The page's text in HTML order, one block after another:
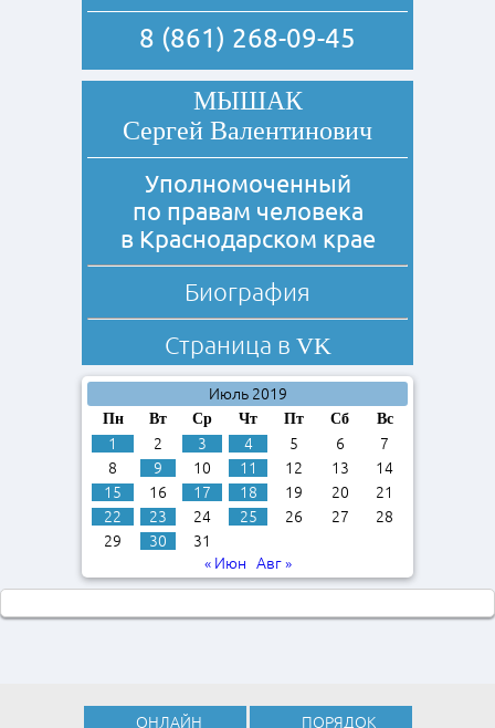
8 (861) 268-09-45
МЫШАК
Сергей Валентинович
Уполномоченный
по правам человека
в Краснодарском крае
Биография
Страница в VK
Июль 2019
Пн Вт Ср Чт Пт Сб Вс
1 2 3 4 5 6
7
8
9 10 11 12 13
14
15
16 17 18 19 20
21
22
23 24 25 26 27
28
29
30
31
« Июн
Авг »
ОНЛАЙН ПОРЯДОК